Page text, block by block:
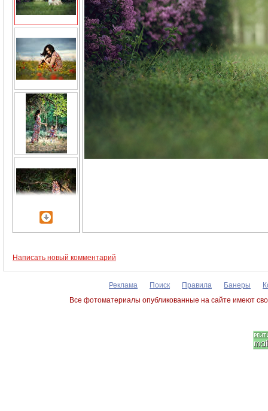
Написать новый комментарий
Реклама Поиск Правила Банеры
Все фотоматериалы опубликованные на сайте имеют